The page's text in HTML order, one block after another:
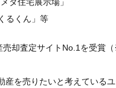
タ住宅展示場」
るくん」等
売却査定サイトNo.1を受賞
産を売りたいと考えている